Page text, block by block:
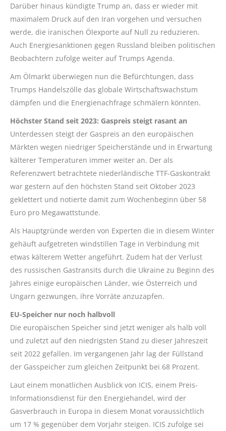
Darüber hinaus kündigte Trump an, dass er wieder mit
maximalem Druck auf den Iran vorgehen und versuchen
werde, die iranischen Ölexporte auf Null zu reduzieren.
Auch Energiesanktionen gegen Russland bleiben politischen
Beobachtern zufolge weiter auf Trumps Agenda.
Am Ölmarkt überwiegen nun die Befürchtungen, dass
Trumps Handelszölle das globale Wirtschaftswachstum
dämpfen und die Energienachfrage schmälern könnten.
Höchster Stand seit 2023: Gaspreis steigt rasant an
Unterdessen steigt der Gaspreis an den europäischen
Märkten wegen niedriger Speicherstände und in Erwartung
kälterer Temperaturen immer weiter an. Der als
Referenzwert betrachtete niederländische TTF-Gaskontrakt
war gestern auf den höchsten Stand seit Oktober 2023
geklettert und notierte damit zum Wochenbeginn über 58
Euro pro Megawattstunde.
Als Hauptgründe werden von Experten die in diesem Winter
gehäuft aufgetreten windstillen Tage in Verbindung mit
etwas kälterem Wetter angeführt. Zudem hat der Verlust
des russischen Gastransits durch die Ukraine zu Beginn des
Jahres einige europäischen Länder, wie Österreich und
Ungarn gezwungen, ihre Vorräte anzuzapfen.
EU-Speicher nur noch halbvoll
Die europäischen Speicher sind jetzt weniger als halb voll
und zuletzt auf den niedrigsten Stand zu dieser Jahreszeit
seit 2022 gefallen. Im vergangenen Jahr lag der Füllstand
der Gasspeicher zum gleichen Zeitpunkt bei 68 Prozent.
Laut einem monatlichen Ausblick von ICIS, einem Preis-
Informationsdienst für den Energiehandel, wird der
Gasverbrauch in Europa in diesem Monat voraussichtlich
um 17 % gegenüber dem Vorjahr steigen. ICIS zufolge sei